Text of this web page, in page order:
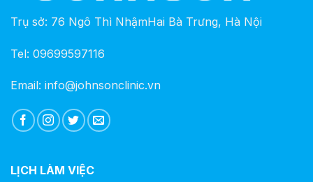
Trụ sở: 76 Ngô Thì NhậmHai Bà Trưng, Hà Nội
Tel: 09699597116
Email: info@johnsonclinic.vn
LỊCH LÀM VIỆC